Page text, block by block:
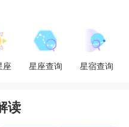
，他们不论遇到再怎
会选择相信自己的，他
敢的人，而双子女是一
后，对于像双子女这样
座 星座查询 星宿查询
读